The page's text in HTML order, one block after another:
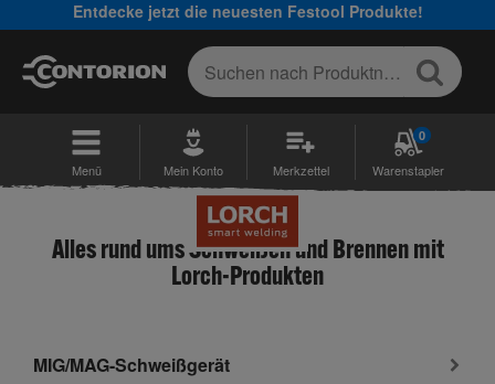
Entdecke jetzt die neuesten Festool Produkte!
Menü Mein Konto Merkzettel
0
Warenstapler
Alles rund ums Schweißen und Brennen mit
Lorch-Produkten
MIG/MAG-Schweißgerät